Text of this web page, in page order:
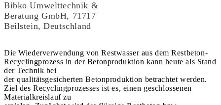
Bibko Umwelttechnik &
Beratung GmbH, 71717
Beilstein, Deutschland
Die Wiederverwendung von Restwasser aus dem Restbeton-
Recyclingprozess in der Betonproduktion kann heute als Stand
der Technik bei
der qualitätsgesicherten Betonproduktion betrachtet werden.
Ziel des Recyclingprozesses ist es, einen geschlossenen
Materialkreislauf zu